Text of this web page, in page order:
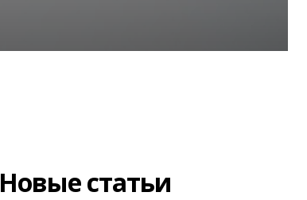
Новые статьи